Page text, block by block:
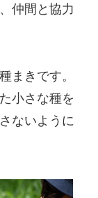
仲間と協力
まきです。
小さな種を
ないように